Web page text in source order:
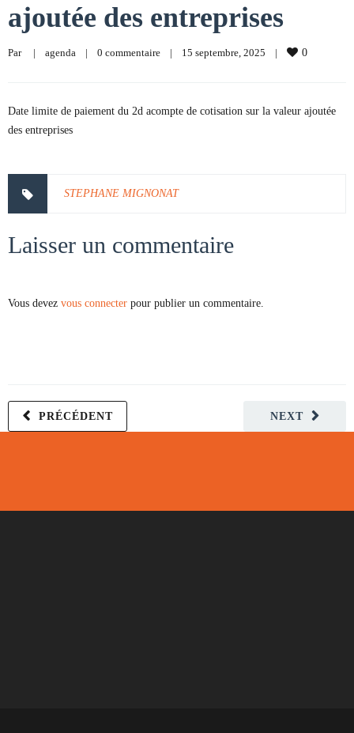
ajoutée des entreprises
Par | agenda | 0 commentaire | 15 septembre, 2025 | 0
Date limite de paiement du 2d acompte de cotisation sur la valeur ajoutée
des entreprises
STEPHANE MIGNONAT
Laisser un commentaire
Vous devez vous connecter pour publier un commentaire.
NEXT
PRÉCÉDENT